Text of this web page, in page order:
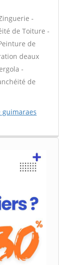
-
de Toiture -
de
deaux
-
de